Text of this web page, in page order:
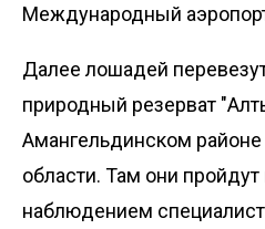
Международный
Далее лошадей
природный резерват
Амангельдинском районе
области. Там они
наблюдением